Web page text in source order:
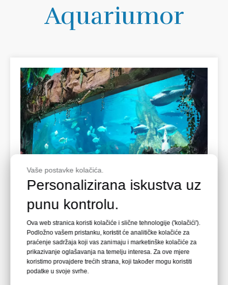
Aquariumor
Leyu Arylic Aquarim
Xuzhou Oulebao Polar Ocean Park
Xuzhou Oulebao Ocean Polar World se nalazi u gradu
Xuzhou u Kini, a sve akrilne ploče u parku proizvodi
fabrika Leyu Acrylic.
Vaše postavke kolačića.
Personalizirana iskustva uz
punu kontrolu.
Ova web stranica koristi kolačiće i slične tehnologije ('kolačići').
Podložno vašem pristanku, koristit će analitičke kolačiće za
praćenje sadržaja koji vas zanimaju i marketinške kolačiće za
prikazivanje oglašavanja na temelju interesa. Za ove mjere
koristimo provajdere trećih strana, koji također mogu koristiti
podatke u svoje svrhe.